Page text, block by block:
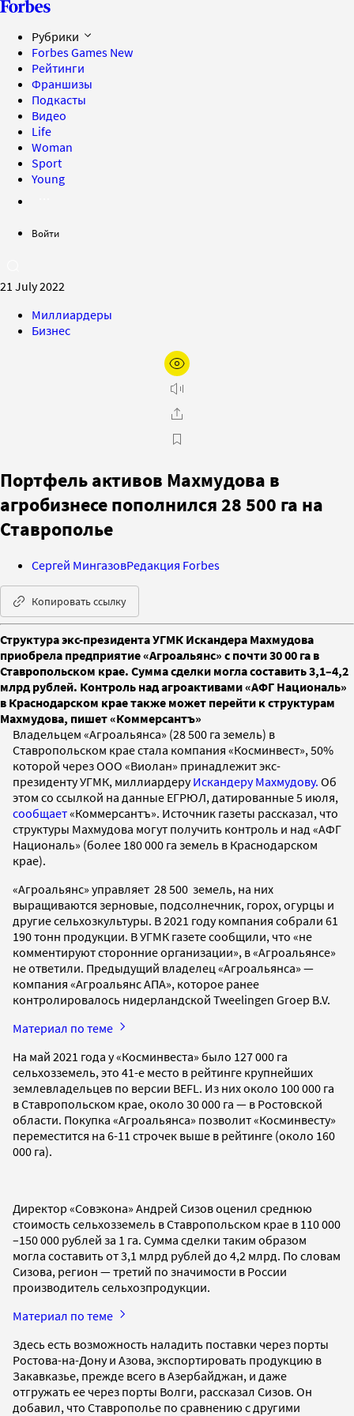
Рубрики
Forbes Games New
Рейтинги
Франшизы
Подкасты
Видео
Life
Woman
Sport
Young
Войти
21 July 2022
Миллиардеры
Бизнес
Портфель активов Махмудова в
агробизнесе пополнился 28 500 га на
Ставрополье
Сергей МингазовРедакция Forbes
Копировать ссылку
Структура экс-президента УГМК Искандера Махмудова
приобрела предприятие «Агроальянс» с почти 30 00 га в
Ставропольском крае. Сумма сделки могла составить 3,1–4,2
млрд рублей. Контроль над агроактивами «АФГ Националь»
в Краснодарском крае также может перейти к структурам
Махмудова, пишет «Коммерсантъ»
Владельцем «Агроальянса» (28 500 га земель) в
Ставропольском крае стала компания «Косминвест», 50%
которой через ООО «Виолан» принадлежит экс-
президенту УГМК, миллиардеруИскандеру Махмудову. Об
этом со ссылкой на данные ЕГРЮЛ, датированные 5 июля,
сообщает«Коммерсантъ». Источник газеты рассказал, что
структуры Махмудова могут получить контроль и над «АФГ
Националь» (более 180 000 га земель в Краснодарском
крае).
«Агроальянс» управляет 28 500 земель, на них
выращиваются зерновые, подсолнечник, горох, огурцы и
другие сельхозкультуры. В 2021 году компания собрали 61
190 тонн продукции. В УГМК газете сообщили, что «не
комментируют сторонние организации», в «Агроальянсе»
не ответили. Предыдущий владелец «Агроальянса» —
компания «Агроальянс АПА», которое ранее
контролировалось нидерландской Tweelingen Groep B.V.
Материал по теме
На май 2021 года у «Косминвеста» было 127 000 га
сельхозземель, это 41-е место в рейтинге крупнейших
землевладельцев по версии BEFL. Из них около 100 000 га
в Ставропольском крае, около 30 000 га — в Ростовской
области. Покупка «Агроальянса» позволит «Косминвесту»
переместится на 6-11 строчек выше в рейтинге (около 160
000 га).
Директор «Совэкона» Андрей Сизов оценил среднюю
стоимость сельхозземель в Ставропольском крае в 110 000
–150 000 рублей за 1 га. Сумма сделки таким образом
могла составить от 3,1 млрд рублей до 4,2 млрд. По словам
Сизова, регион — третий по значимости в России
производитель сельхозпродукции.
Материал по теме
Здесь есть возможность наладить поставки через порты
Ростова-на-Дону и Азова, экспортировать продукцию в
Закавказье, прежде всего в Азербайджан, и даже
отгружать ее через порты Волги, рассказал Сизов. Он
добавил, что Ставрополье по сравнению с другими